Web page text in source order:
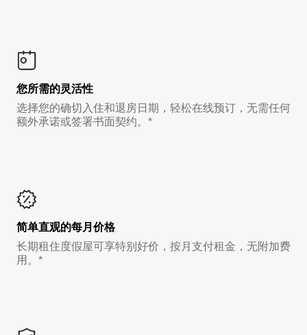
您所需的灵活性
选择您的确切入住和退房日期，轻松在线预订，无需任何
额外承诺或签署书面契约。*
简单直观的每月价格
长期租住度假屋可享特别好价，按月支付租金，无附加费
用。*